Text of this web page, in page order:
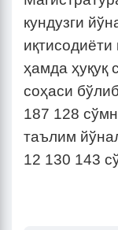
кундузги
ҳамда ҳуқуқ
соҳаси
187 128
таълим
12 130 143